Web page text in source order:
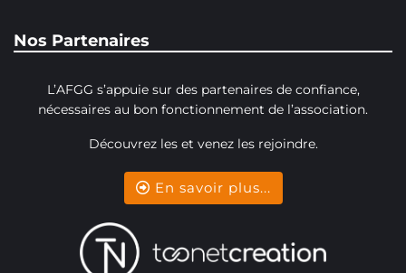
Nos Partenaires
L’AFGG s’appuie sur des partenaires de confiance,
nécessaires au bon fonctionnement de l’association.
Découvrez les et venez les rejoindre.
En savoir plus...